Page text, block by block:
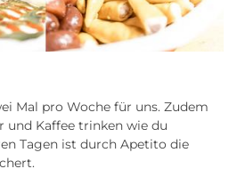
Mal pro Woche für uns. Zudem
und Kaffee trinken wie du
Tagen ist durch Apetito die